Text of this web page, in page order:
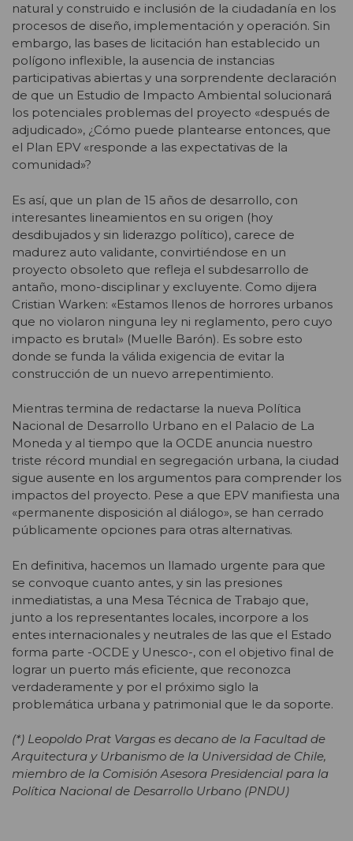
natural y construido e inclusión de la ciudadanía en los
procesos de diseño, implementación y operación. Sin
embargo, las bases de licitación han establecido un
polígono inflexible, la ausencia de instancias
participativas abiertas y una sorprendente declaración
de que un Estudio de Impacto Ambiental solucionará
los potenciales problemas del proyecto «después de
adjudicado», ¿Cómo puede plantearse entonces, que
el Plan EPV «responde a las expectativas de la
comunidad»?
Es así, que un plan de 15 años de desarrollo, con
interesantes lineamientos en su origen (hoy
desdibujados y sin liderazgo político), carece de
madurez auto validante, convirtiéndose en un
proyecto obsoleto que refleja el subdesarrollo de
antaño, mono-disciplinar y excluyente. Como dijera
Cristian Warken: «Estamos llenos de horrores urbanos
que no violaron ninguna ley ni reglamento, pero cuyo
impacto es brutal» (Muelle Barón). Es sobre esto
donde se funda la válida exigencia de evitar la
construcción de un nuevo arrepentimiento.
Mientras termina de redactarse la nueva Política
Nacional de Desarrollo Urbano en el Palacio de La
Moneda y al tiempo que la OCDE anuncia nuestro
triste récord mundial en segregación urbana, la ciudad
sigue ausente en los argumentos para comprender los
impactos del proyecto. Pese a que EPV manifiesta una
«permanente disposición al diálogo», se han cerrado
públicamente opciones para otras alternativas.
En definitiva, hacemos un llamado urgente para que
se convoque cuanto antes, y sin las presiones
inmediatistas, a una Mesa Técnica de Trabajo que,
junto a los representantes locales, incorpore a los
entes internacionales y neutrales de las que el Estado
forma parte -OCDE y Unesco-, con el objetivo final de
lograr un puerto más eficiente, que reconozca
verdaderamente y por el próximo siglo la
problemática urbana y patrimonial que le da soporte.
(*) Leopoldo Prat Vargas es decano de la Facultad de
Arquitectura y Urbanismo de la Universidad de Chile,
miembro de la Comisión Asesora Presidencial para la
Política Nacional de Desarrollo Urbano (PNDU)